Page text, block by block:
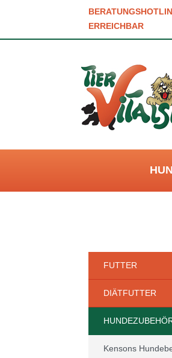
ERREICHBAR
FUTTER
DIÄTFUTTER
Kensons